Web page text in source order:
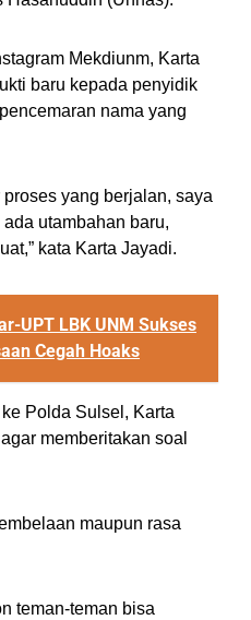
Mekdiunm, Karta
baru kepada penyidik
nama yang
yang berjalan, saya
utambahan baru,
kata Karta Jayadi.
UPT LBK UNM Sukses
Cegah Hoaks
Polda Sulsel, Karta
memberitakan soal
maupun rasa
teman-teman bisa